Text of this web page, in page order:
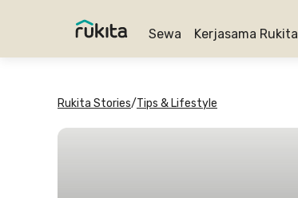
Sewa Kerjasama Rukita
Rukita Stories/Tips & Lifestyle